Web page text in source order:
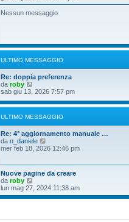
e
s
i
i
m
s
s
a
i
o
d
i
m
m
e
s
a
g
i
o
Nessun messaggio
ULTIMO MESSAGGIO
Re: doppia preferenza
da roby
e
i
l
t
i
m
o
e
s
s
a
g
g
sab giu 13, 2026 7:57 pm
ULTIMO MESSAGGIO
Re: 4° aggiornamento manuale …
da n_daniele
e
u
l
t
i
m
mer feb 18, 2026 12:46 pm
Nuove pagine da creare
da roby
e
d
lun mag 27, 2024 11:38 am